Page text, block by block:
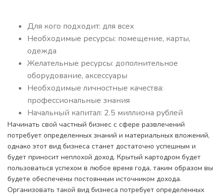
Для кого подходит: для всех
Необходимые ресурсы: помещение, карты,
одежда
Желательные ресурсы: дополнительное
оборудование, аксессуары
Необходимые личностные качества:
профессиональные знания
Начальный капитал: 2.5 миллиона рублей
Начинать свой частный бизнес с сфере развлечений
потребует определенных знаний и материальных вложений,
однако этот вид бизнеса станет достаточно успешным и
будет приносит неплохой доход. Крытый картодром будет
пользоваться успехом в любое время года, таким образом вы
будете обеспечены постоянным источником дохода.
Организовать такой вид бизнеса потребует определенных